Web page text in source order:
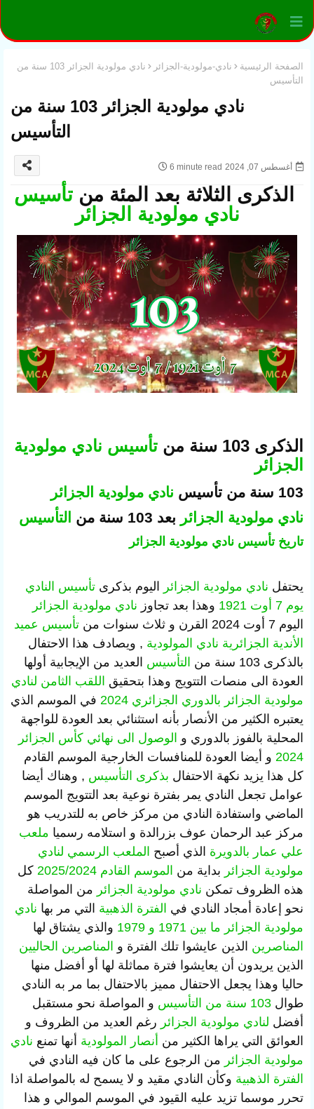
الصفحة الرئيسية نادي-مولودية-الجزائر
نادي مولودية الجزائر 103 سنة من
التأسيس
نادي مولودية الجزائر 103 سنة من
التأسيس
أغسطس 07, 2024 6 minute read
الذكرى الثلاثة بعد المئة من تأسيس
نادي مولودية الجزائر
الذكرى 103 سنة من تأسيس نادي مولودية
الجزائر
103 سنة من تأسيس
نادي مولودية الجزائر
نادي مولودية الجزائر بعد 103 سنة من التأسيس
تاريخ تأسيس نادي مولودية الجزائر
يحتفل نادي مولودية الجزائر اليوم بذكرى تأسيس النادي
يوم 7 أوت 1921
وهذا بعد تجاوز نادي مولودية الجزائر
اليوم 7 أوت 2024 القرن و ثلاث سنوات من
تأسيس عميد
الأندية الجزائرية نادي المولودية , ويصادف هذا الاحتفال
بالذكرى 103 سنة من
التأسيس العديد من الإيجابية أولها
العودة الى منصات التتويج وهذا بتحقيق اللقب الثامن لنادي
مولودية الجزائر بالدوري الجزائري 2024
في الموسم الذي
يعتبره الكثير من الأنصار بأنه استثنائي بعد العودة للواجهة
المحلية بالفوز بالدوري و الوصول الى نهائي كأس الجزائر
2024 و أيضا العودة للمنافسات الخارجية الموسم القادم
كل هذا يزيد نكهة الاحتفال بذكرى التأسيس , وهناك أيضا
عوامل تجعل النادي يمر بفترة نوعية بعد التتويج الموسم
الماضي واستفادة النادي من مركز خاص به للتدريب هو
مركز عبد الرحمان عوف بزرالدة و استلامه رسميا ملعب
علي عمار بالدويرة الذي أصبح الملعب الرسمي لنادي
مولودية الجزائر بداية من الموسم القادم 2025/2024
كل
هذه الظروف تمكن نادي مولودية الجزائر من المواصلة
نحو إعادة أمجاد النادي في الفترة الذهبية التي مر بها نادي
مولودية الجزائر ما بين 1971 و 1979
والذي يشتاق لها
المناصرين الذين عايشوا تلك الفترة و المناصرين الحاليين
الذين يريدون أن يعايشوا فترة مماثلة لها أو أفضل منها
حاليا وهذا يجعل الاحتفال مميز بالاحتفال بما مر به النادي
طوال 103 سنة من التأسيس
و المواصلة نحو مستقبل
أفضل لنادي مولودية الجزائر رغم العديد من الظروف و
العوائق التي يراها الكثير من أنصار المولودية أنها تمنع نادي
مولودية الجزائر من الرجوع على ما كان فيه النادي في
الفترة الذهبية وكأن النادي مقيد و لا يسمح له بالمواصلة اذا
تحرر موسما تزيد عليه القيود في الموسم الموالي و هذا